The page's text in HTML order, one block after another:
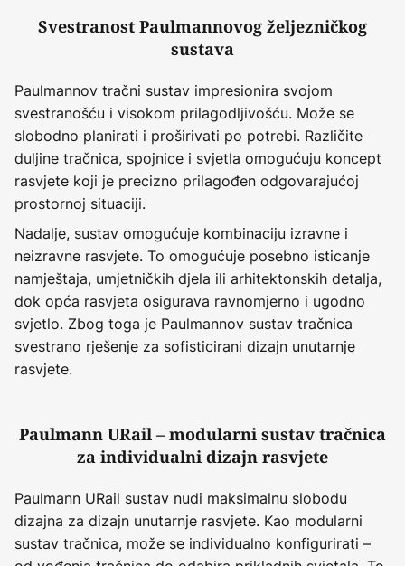
Svestranost Paulmannovog željezničkog
sustava
Paulmannov tračni sustav impresionira svojom
svestranošću i visokom prilagodljivošću. Može se
slobodno planirati i proširivati po potrebi. Različite
duljine tračnica, spojnice i svjetla omogućuju koncept
rasvjete koji je precizno prilagođen odgovarajućoj
prostornoj situaciji.
Nadalje, sustav omogućuje kombinaciju izravne i
neizravne rasvjete. To omogućuje posebno isticanje
namještaja, umjetničkih djela ili arhitektonskih detalja,
dok opća rasvjeta osigurava ravnomjerno i ugodno
svjetlo. Zbog toga je Paulmannov sustav tračnica
svestrano rješenje za sofisticirani dizajn unutarnje
rasvjete.
Paulmann URail – modularni sustav tračnica
za individualni dizajn rasvjete
Paulmann URail sustav nudi maksimalnu slobodu
dizajna za dizajn unutarnje rasvjete. Kao modularni
sustav tračnica, može se individualno konfigurirati –